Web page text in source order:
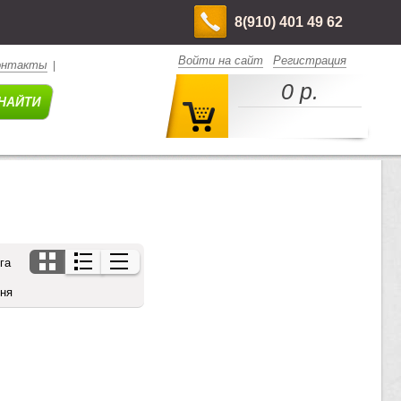
8(910) 401 49 62
Войти на сайт Регистрация
0 р.